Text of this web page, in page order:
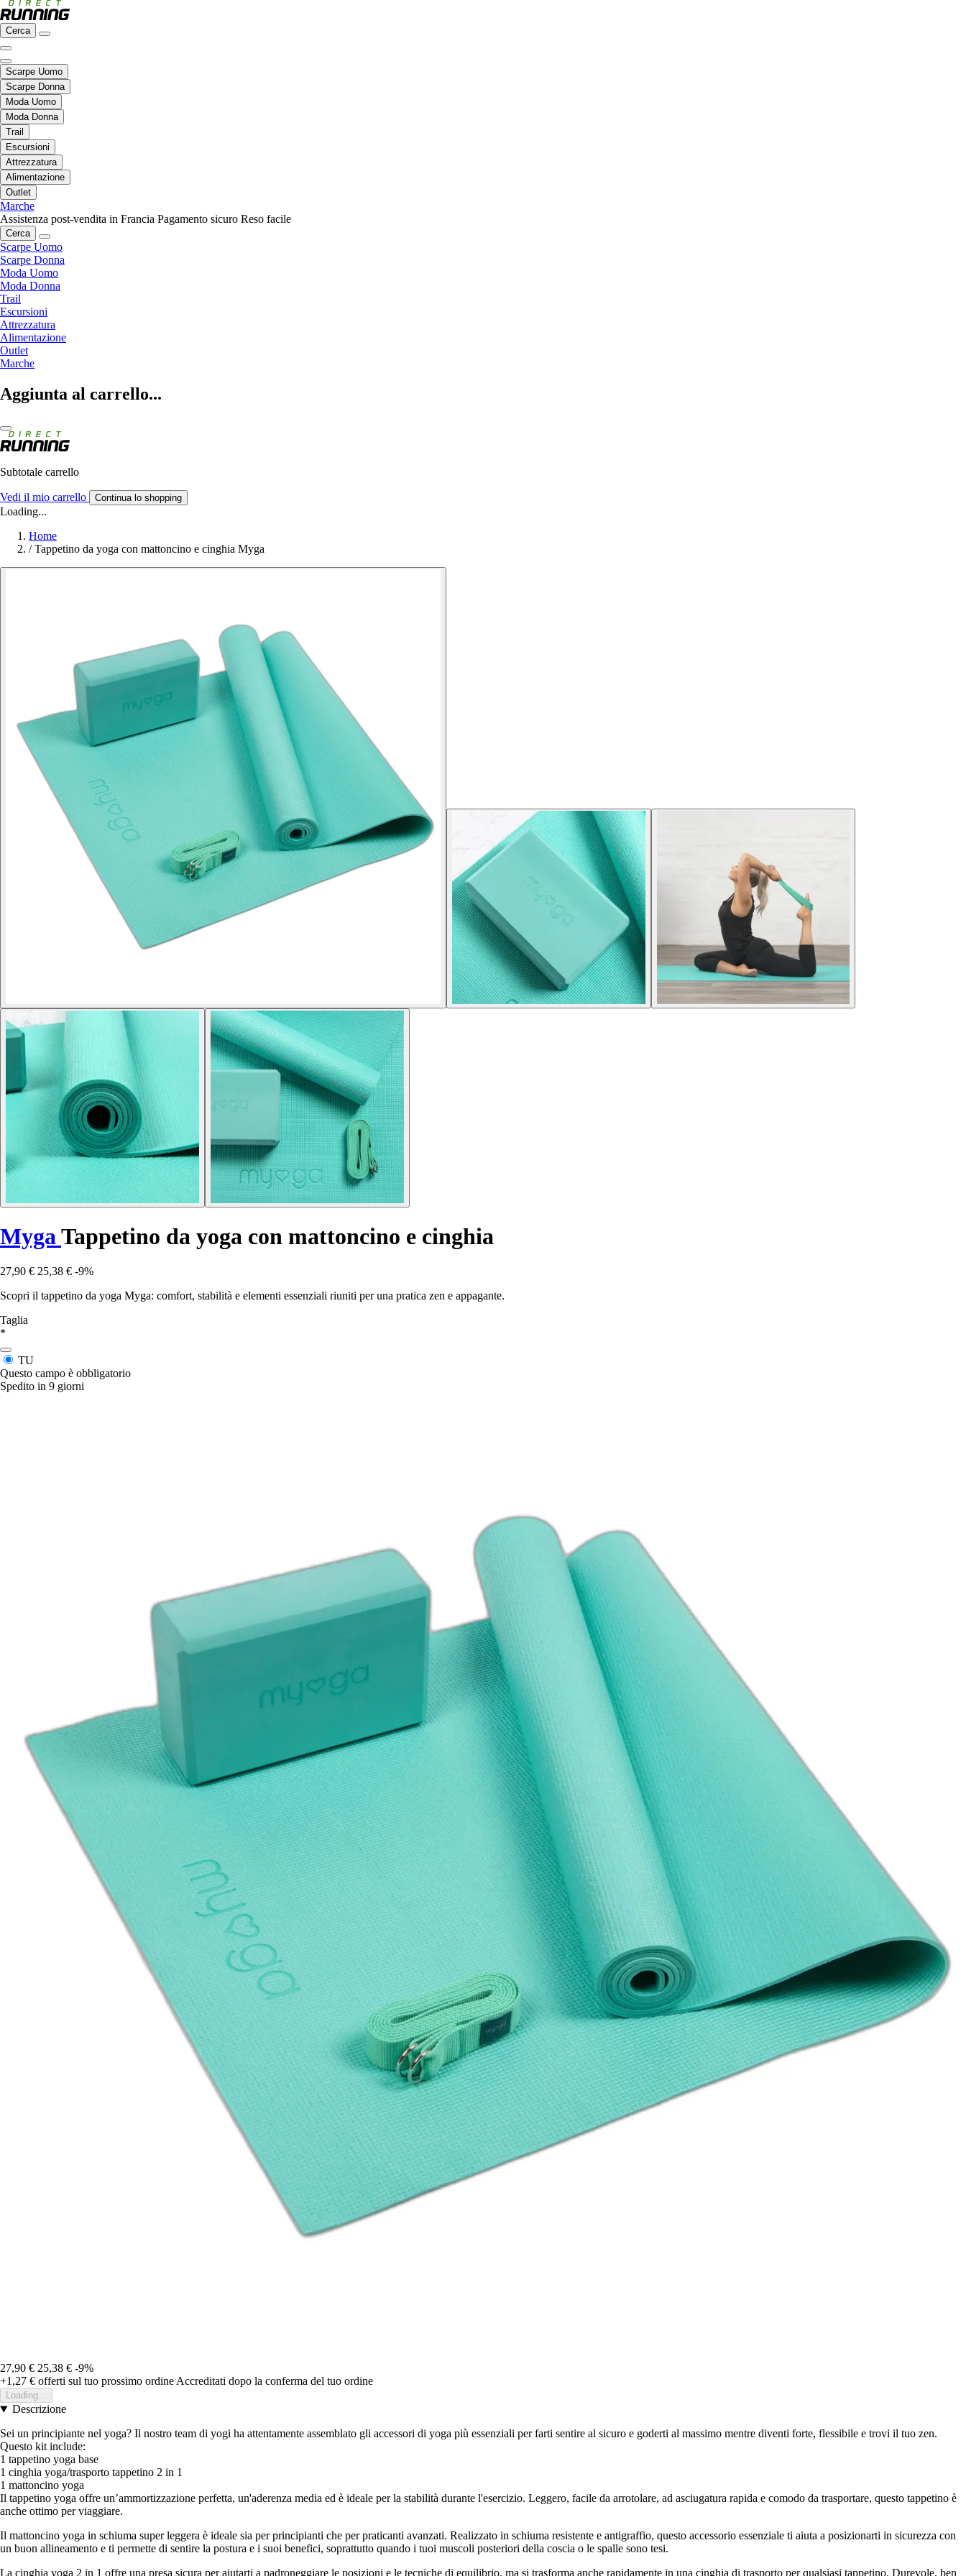
Cerca
Scarpe Uomo
Scarpe Donna
Moda Uomo
Moda Donna
Trail
Escursioni
Attrezzatura
Alimentazione
Outlet
Marche
Assistenza post-vendita in Francia Pagamento sicuro Reso facile
Cerca
Scarpe Uomo
Scarpe Donna
Moda Uomo
Moda Donna
Trail
Escursioni
Attrezzatura
Alimentazione
Outlet
Marche
Aggiunta al carrello...
Subtotale carrello
Vedi il mio carrello Continua lo shopping
Loading...
Home
/ Tappetino da yoga con mattoncino e cinghia Myga
Myga Tappetino da yoga con mattoncino e cinghia
27,90 € 25,38 € -9%
Scopri il tappetino da yoga Myga: comfort, stabilità e elementi essenziali riuniti per una pratica zen e appagante.
Taglia
*
TU
Questo campo è obbligatorio
Spedito in 9 giorni
27,90 € 25,38 € -9%
+1,27 € offerti sul tuo prossimo ordine Accreditati dopo la conferma del tuo ordine
Loading...
Descrizione
Sei un principiante nel yoga? Il nostro team di yogi ha attentamente assemblato gli accessori di yoga più essenziali per farti sentire al sicuro e goderti al massimo mentre diventi forte, flessibile e trovi il tuo zen.
Questo kit include:
1 tappetino yoga base
1 cinghia yoga/trasporto tappetino 2 in 1
1 mattoncino yoga
Il tappetino yoga offre un’ammortizzazione perfetta, un'aderenza media ed è ideale per la stabilità durante l'esercizio. Leggero, facile da arrotolare, ad asciugatura rapida e comodo da trasportare, questo tappetino è
anche ottimo per viaggiare.
Il mattoncino yoga in schiuma super leggera è ideale sia per principianti che per praticanti avanzati. Realizzato in schiuma resistente e antigraffio, questo accessorio essenziale ti aiuta a posizionarti in sicurezza con
un buon allineamento e ti permette di sentire la postura e i suoi benefici, soprattutto quando i tuoi muscoli posteriori della coscia o le spalle sono tesi.
La cinghia yoga 2 in 1 offre una presa sicura per aiutarti a padroneggiare le posizioni e le tecniche di equilibrio, ma si trasforma anche rapidamente in una cinghia di trasporto per qualsiasi tappetino. Durevole, ben